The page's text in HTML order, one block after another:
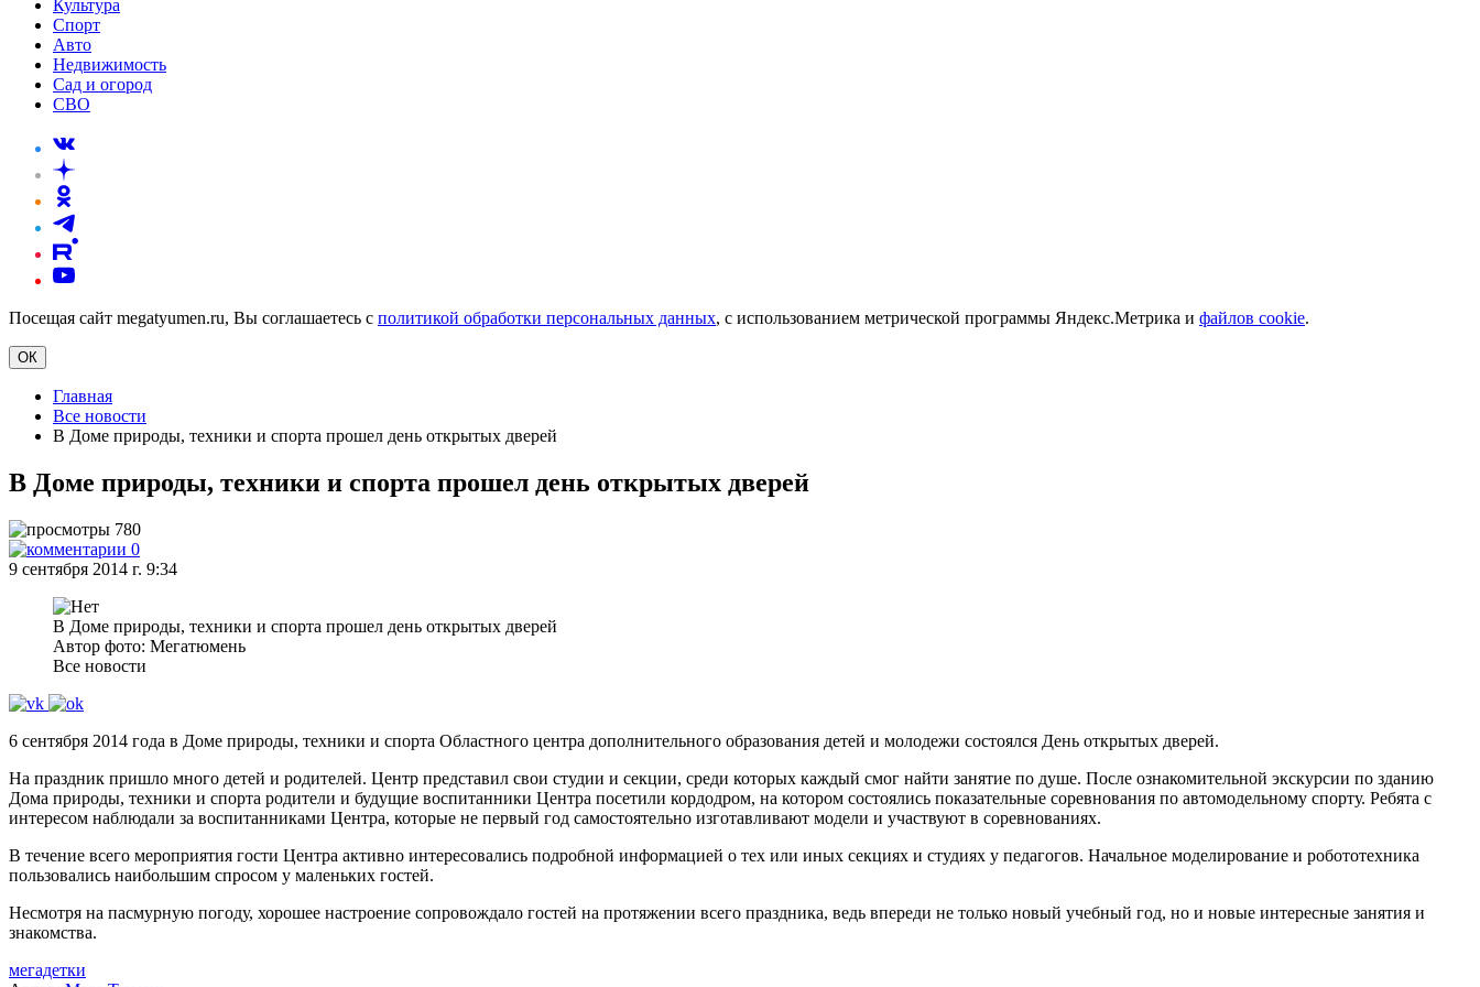
Культура
Спорт
Авто
Недвижимость
Сад и огород
СВО
Посещая сайт megatyumen.ru, Вы соглашаетесь с политикой обработки персональных данных, с использованием метрической программы Яндекс.Метрика и файлов cookie.
ОК
Главная
Все новости
В Доме природы, техники и спорта прошел день открытых дверей
В Доме природы, техники и спорта прошел день открытых дверей
780
0
9 сентября 2014 г. 9:34
В Доме природы, техники и спорта прошел день открытых дверей
Автор фото: Мегатюмень
Все новости
6 сентября 2014 года в Доме природы, техники и спорта Областного центра дополнительного образования детей и молодежи состоялся День открытых дверей.
На праздник пришло много детей и родителей. Центр представил свои студии и секции, среди которых каждый смог найти занятие по душе. После ознакомительной экскурсии по зданию
Дома природы, техники и спорта родители и будущие воспитанники Центра посетили кордодром, на котором состоялись показательные соревнования по автомодельному спорту. Ребята с
интересом наблюдали за воспитанниками Центра, которые не первый год самостоятельно изготавливают модели и участвуют в соревнованиях.
В течение всего мероприятия гости Центра активно интересовались подробной информацией о тех или иных секциях и студиях у педагогов. Начальное моделирование и робототехника
пользовались наибольшим спросом у маленьких гостей.
Несмотря на пасмурную погоду, хорошее настроение сопровождало гостей на протяжении всего праздника, ведь впереди не только новый учебный год, но и новые интересные занятия и
знакомства.
мегадетки